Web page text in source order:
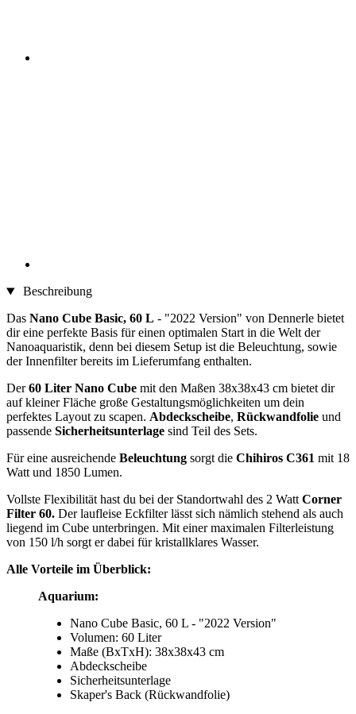
Beschreibung
Das Nano Cube Basic, 60 L - "2022 Version" von Dennerle bietet
dir eine perfekte Basis für einen optimalen Start in die Welt der
Nanoaquaristik, denn bei diesem Setup ist die Beleuchtung, sowie
der Innenfilter bereits im Lieferumfang enthalten.
Der60 Liter Nano Cube mit den Maßen 38x38x43 cm bietet dir
auf kleiner Fläche große Gestaltungsmöglichkeiten um dein
perfektes Layout zu scapen. Abdeckscheibe, Rückwandfolie und
passende Sicherheitsunterlage sind Teil des Sets.
Für eine ausreichende Beleuchtung sorgt die Chihiros C361 mit 18
Watt und 1850 Lumen.
Vollste Flexibilität hast du bei der Standortwahl des 2 Watt Corner
Filter 60. Der laufleise Eckfilter lässt sich nämlich stehend als auch
liegend im Cube unterbringen. Mit einer maximalen Filterleistung
von 150 l/h sorgt er dabei für kristallklares Wasser.
Alle Vorteile im Überblick:
Aquarium:
Nano Cube Basic, 60 L - "2022 Version"
Volumen: 60 Liter
Maße (BxTxH): 38x38x43 cm
Abdeckscheibe
Sicherheitsunterlage
Skaper's Back (Rückwandfolie)